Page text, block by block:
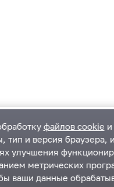
округ Московской
файлов cookie
тип и версия браузера,
улучшения
метрических
ваши данные